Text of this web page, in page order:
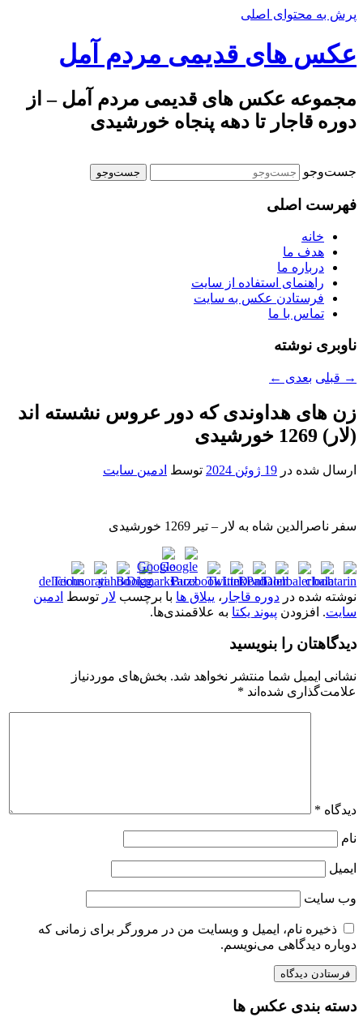
پرش به محتوای اصلی
عکس های قدیمی مردم آمل
مجموعه عکس های قدیمی مردم آمل – از
دوره قاجار تا دهه پنجاه خورشیدی
جست‌وجو
فهرست اصلی
خانه
هدف ما
درباره ما
راهنمای استفاده از سایت
فرستادن عکس به سایت
تماس با ما
ناوبری نوشته
→ قبلی بعدی ←
زن های هداوندی که دور عروس نشسته اند
(لار) 1269 خورشیدی
ارسال شده در 19 ژوئن 2024 توسط ادمین سایت
سفر ناصرالدین شاه به لار – تیر 1269 خورشیدی
نوشته شده در دوره قاجار ، ییلاق ها با برچسب لار توسط ادمین
سایت. افزودن پیوند یکتا به علاقمندی‌ها.
دیدگاهتان را بنویسید
نشانی ایمیل شما منتشر نخواهد شد. بخش‌های موردنیاز
علامت‌گذاری شده‌اند *
دیدگاه *
نام
ایمیل
وب‌ سایت
ذخیره نام، ایمیل و وبسایت من در مرورگر برای زمانی که
دوباره دیدگاهی می‌نویسم.
دسته بندی عکس ها